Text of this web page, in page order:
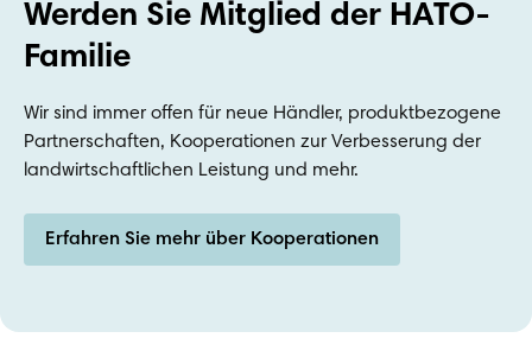
Werden Sie Mitglied der HATO-
Familie
Wir sind immer offen für neue Händler, produktbezogene
Partnerschaften, Kooperationen zur Verbesserung der
landwirtschaftlichen Leistung und mehr.
Erfahren Sie mehr über Kooperationen